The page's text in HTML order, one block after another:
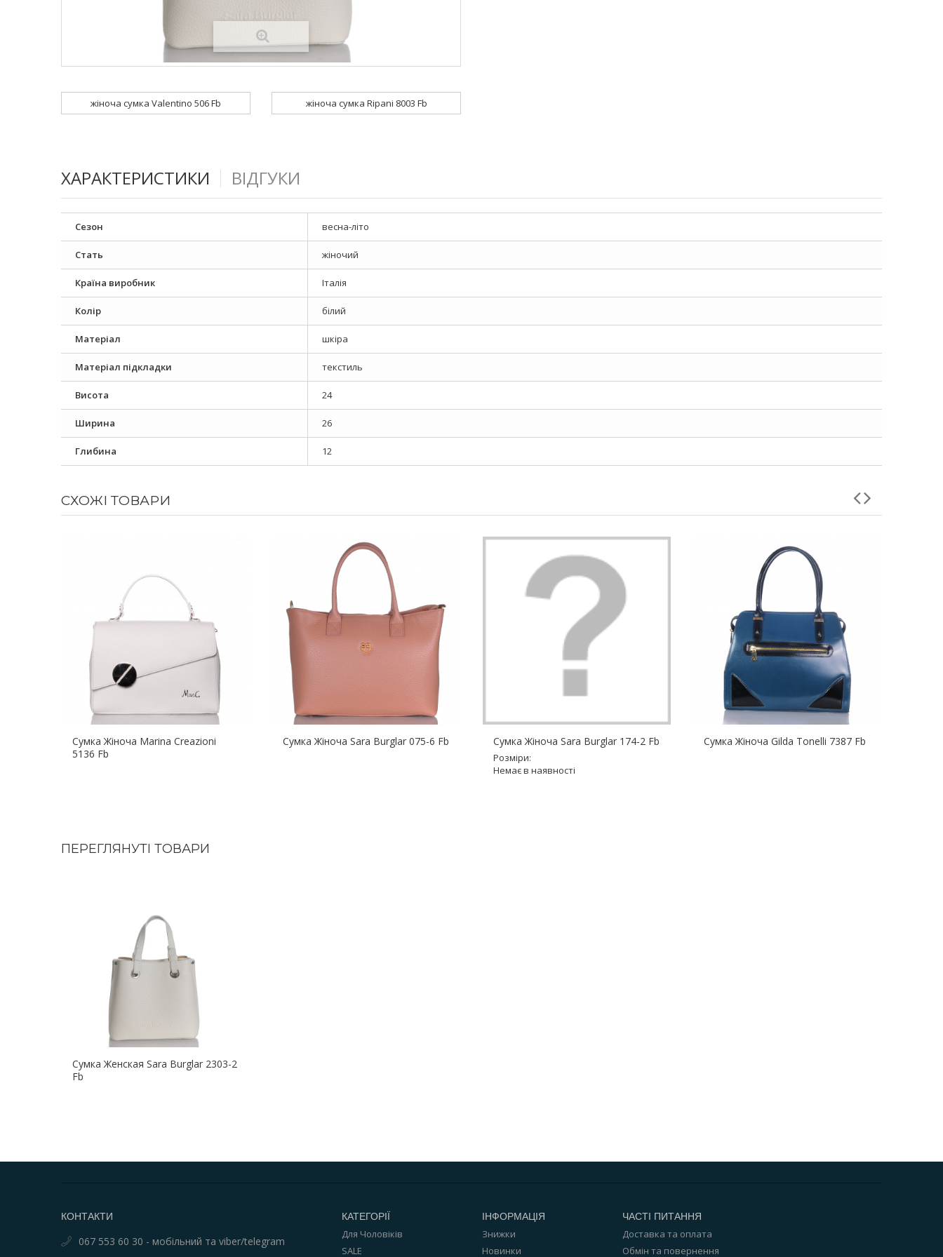
жіноча сумка Valentino 506 Fb жіноча сумка Ripani 8003 Fb
ХАРАКТЕРИСТИКИ ВІДГУКИ
Сезон весна-літо
Стать жіночий
Країна виробник Італія
Колір білий
Матеріал шкіра
Матеріал підкладки текстиль
Висота 24
Ширина 26
Глибина 12
СХОЖІ ТОВАРИ
Сумка Жіноча Marina Creazioni
5136 Fb
Сумка Жіноча Sara Burglar 075-6 Fb Сумка Жіноча Sara Burglar 174-2 Fb
Розміри:
Немає в наявності
Сумка Жіноча Gilda Tonelli 7387 Fb
ПЕРЕГЛЯНУТІ ТОВАРИ
Сумка Женская Sara Burglar 2303-2
Fb
КОНТАКТИ
067 553 60 30 - мобільний та viber/telegram
КАТЕГОРІЇ
Для Чоловіків
SALE
ІНФОРМАЦІЯ
Знижки
Новинки
ЧАСТІ ПИТАННЯ
Доставка та оплата
Обмін та повернення